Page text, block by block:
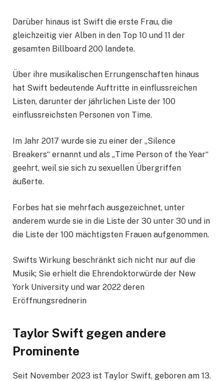
Darüber hinaus ist Swift die erste Frau, die
gleichzeitig vier Alben in den Top 10 und 11 der
gesamten Billboard 200 landete.
Über ihre musikalischen Errungenschaften hinaus
hat Swift bedeutende Auftritte in einflussreichen
Listen, darunter der jährlichen Liste der 100
einflussreichsten Personen von Time.
Im Jahr 2017 wurde sie zu einer der „Silence
Breakers“ ernannt und als „Time Person of the Year“
geehrt, weil sie sich zu sexuellen Übergriffen
äußerte.
Forbes hat sie mehrfach ausgezeichnet, unter
anderem wurde sie in die Liste der 30 unter 30 und in
die Liste der 100 mächtigsten Frauen aufgenommen.
Swifts Wirkung beschränkt sich nicht nur auf die
Musik; Sie erhielt die Ehrendoktorwürde der New
York University und war 2022 deren
Eröffnungsrednerin
Taylor Swift gegen andere
Prominente
Seit November 2023 ist Taylor Swift, geboren am 13.